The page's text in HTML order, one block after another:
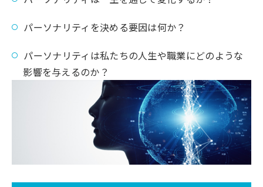
パーソナリティを決める要因は何か？
パーソナリティは私たちの人生や職業にどのような
影響を与えるのか？